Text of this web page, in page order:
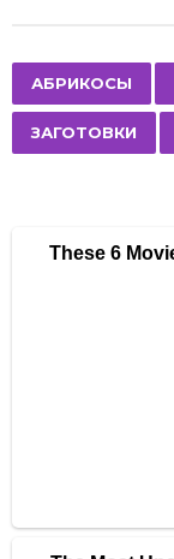
P
a
g
АБРИКОСЫ
ЗАГОТОВКИ